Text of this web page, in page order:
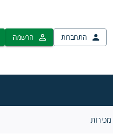
התחברות הרשמה
מכירות